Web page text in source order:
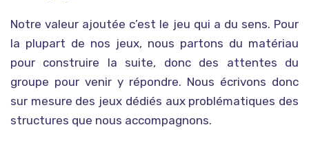
Notre valeur ajoutée c’est le jeu qui a du sens. Pour
la plupart de nos jeux, nous partons du matériau
pour construire la suite, donc des attentes du
groupe pour venir y répondre. Nous écrivons donc
sur mesure des jeux dédiés aux problématiques des
structures que nous accompagnons.